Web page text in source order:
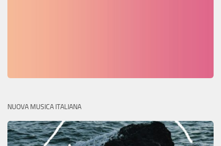
NUOVA MUSICA ITALIANA